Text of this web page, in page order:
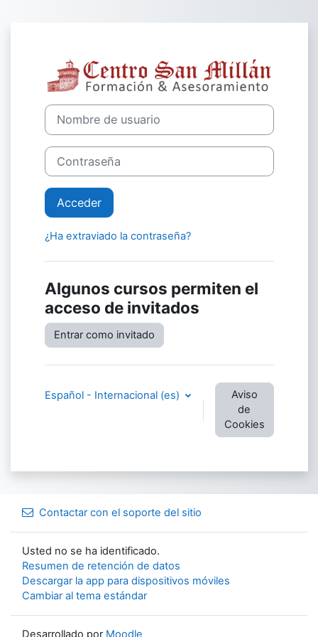
Entrar a
Nombre de usuario
Contraseña
Acceder
¿Ha extraviado la contraseña?
Algunos cursos permiten el
acceso de invitados
Entrar como invitado
Español - Internacional ‎(es)‎
Aviso
de
Cookies
Contactar con el soporte del sitio
Usted no se ha identificado.
Resumen de retención de datos
Descargar la app para dispositivos móviles
Cambiar al tema estándar
Desarrollado por Moodle